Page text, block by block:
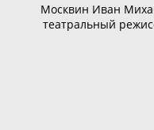
Москвин Иван
театральный